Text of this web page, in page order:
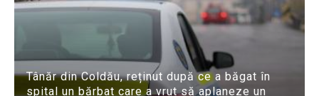
Tânăr din Coldău, reținut după ce a băgat în
spital un bărbat care a vrut să aplaneze un